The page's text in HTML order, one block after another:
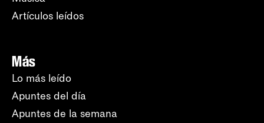
Artículos leídos
Más
Lo más leído
Apuntes del día
Apuntes de la semana